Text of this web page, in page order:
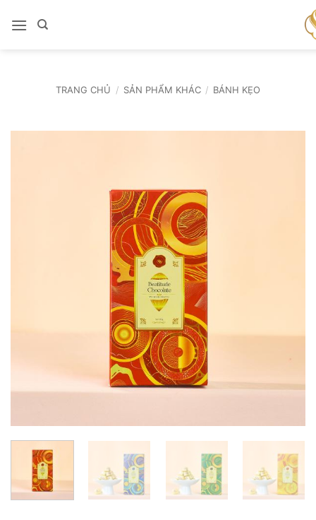
qua
TRANG CHỦ / SẢN PHẨM KHÁC / BÁNH KẸO